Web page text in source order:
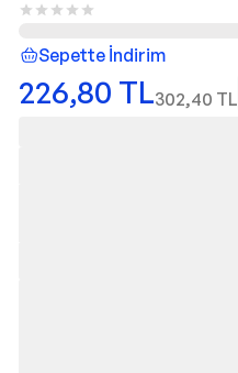
Sepette İndirim
226,80 TL302,40 TL